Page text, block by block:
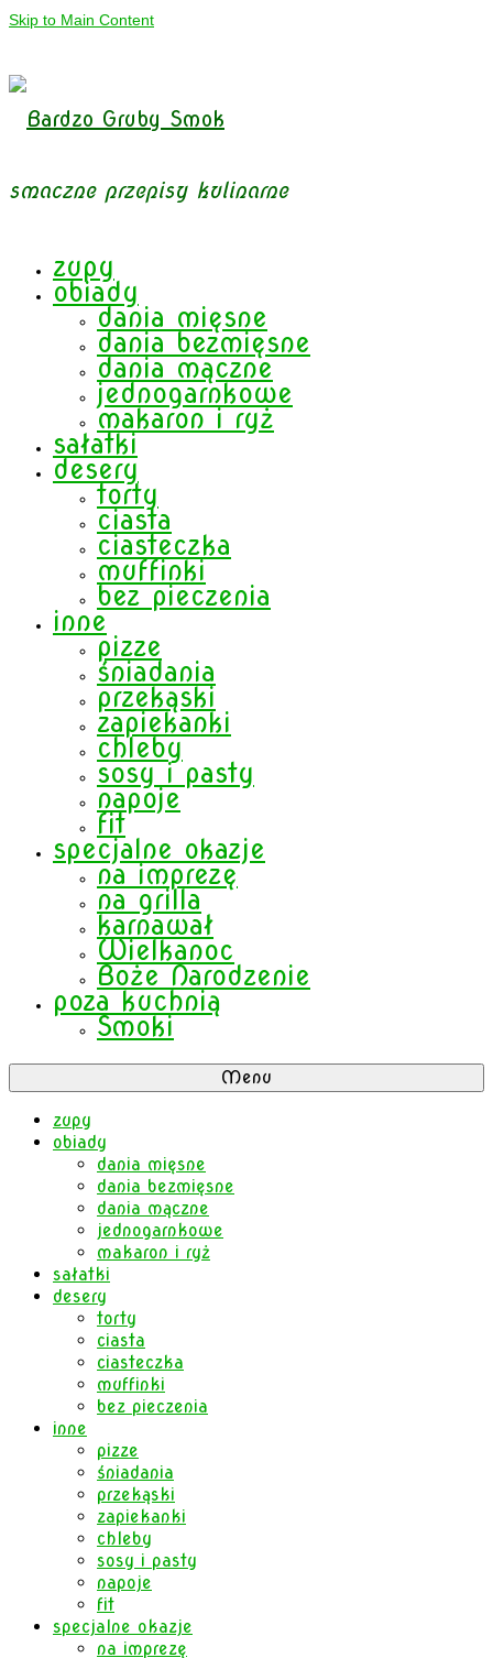
Skip to Main Content
smaczne przepisy kulinarne
zupy
obiady
dania mięsne
dania bezmięsne
dania mączne
jednogarnkowe
makaron i ryż
sałatki
desery
torty
ciasta
ciasteczka
muffinki
bez pieczenia
inne
pizze
śniadania
przekąski
zapiekanki
chleby
sosy i pasty
napoje
fit
specjalne okazje
na imprezę
na grilla
karnawał
Wielkanoc
Boże Narodzenie
poza kuchnią
Smoki
Menu
zupy
obiady
dania mięsne
dania bezmięsne
dania mączne
jednogarnkowe
makaron i ryż
sałatki
desery
torty
ciasta
ciasteczka
muffinki
bez pieczenia
inne
pizze
śniadania
przekąski
zapiekanki
chleby
sosy i pasty
napoje
fit
specjalne okazje
na imprezę